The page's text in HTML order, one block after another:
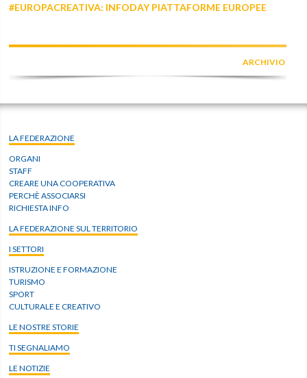
#EUROPACREATIVA: INFODAY PIATTAFORME EUROPEE
ARCHIVIO
LA FEDERAZIONE
ORGANI
STAFF
CREARE UNA COOPERATIVA
PERCHÈ ASSOCIARSI
RICHIESTA INFO
LA FEDERAZIONE SUL TERRITORIO
I SETTORI
ISTRUZIONE E FORMAZIONE
TURISMO
SPORT
CULTURALE E CREATIVO
LE NOSTRE STORIE
TI SEGNALIAMO
LE NOTIZIE